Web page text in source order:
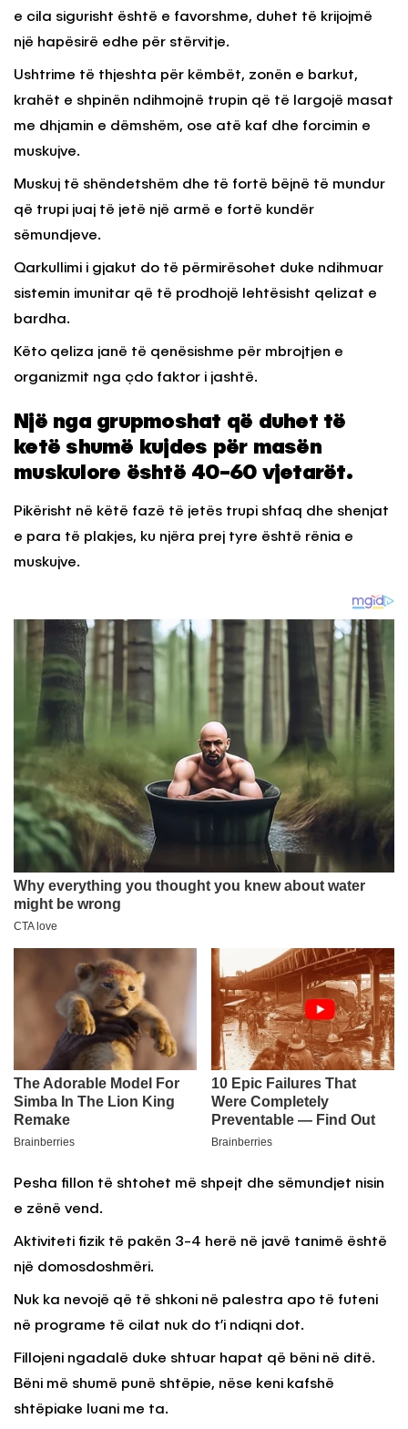
e cila sigurisht është e favorshme, duhet të krijojmë
një hapësirë edhe për stërvitje.
Ushtrime të thjeshta për këmbët, zonën e barkut,
krahët e shpinën ndihmojnë trupin që të largojë masat
me dhjamin e dëmshëm, ose atë kaf dhe forcimin e
muskujve.
Muskuj të shëndetshëm dhe të fortë bëjnë të mundur
që trupi juaj të jetë një armë e fortë kundër
sëmundjeve.
Qarkullimi i gjakut do të përmirësohet duke ndihmuar
sistemin imunitar që të prodhojë lehtësisht qelizat e
bardha.
Këto qeliza janë të qenësishme për mbrojtjen e
organizmit nga çdo faktor i jashtë.
Një nga grupmoshat që duhet të
ketë shumë kujdes për masën
muskulore është 40-60 vjetarët.
Pikërisht në këtë fazë të jetës trupi shfaq dhe shenjat
e para të plakjes, ku njëra prej tyre është rënia e
muskujve.
Pesha fillon të shtohet më shpejt dhe sëmundjet nisin
e zënë vend.
Aktiviteti fizik të pakën 3-4 herë në javë tanimë është
një domosdoshmëri.
Nuk ka nevojë që të shkoni në palestra apo të futeni
në programe të cilat nuk do t’i ndiqni dot.
Fillojeni ngadalë duke shtuar hapat që bëni në ditë.
Bëni më shumë punë shtëpie, nëse keni kafshë
shtëpiake luani me ta.